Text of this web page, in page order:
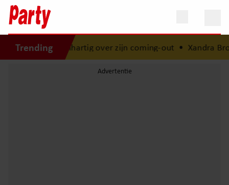
Trendingover zijn coming-out•Xandra Brood blikt terug